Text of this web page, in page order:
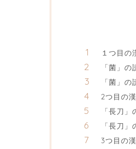
１つ目の
「菌」
「菌」
2つ目の
「長刀
「長刀
3つ目の